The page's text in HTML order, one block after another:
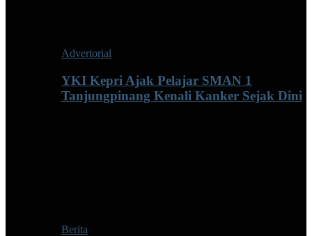
Advertorial
YKI Kepri Ajak Pelajar SMAN 1
Tanjungpinang Kenali Kanker Sejak Dini
Berita